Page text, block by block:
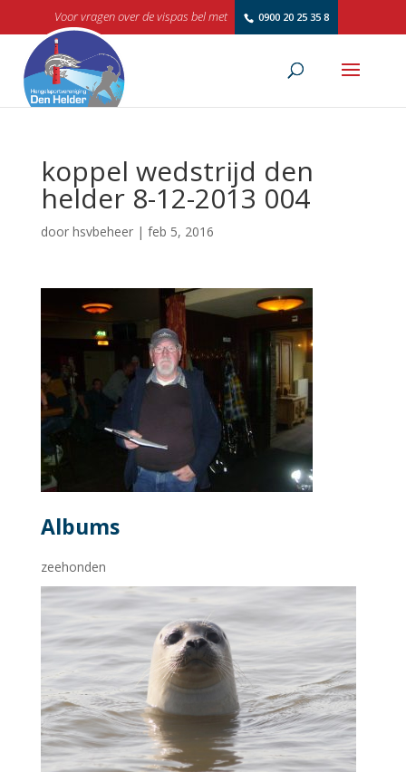
Voor vragen over de vispas bel met 0900 20 25 35 8
koppel wedstrijd den
helder 8-12-2013 004
door hsvbeheer| feb 5, 2016
Albums
zeehonden